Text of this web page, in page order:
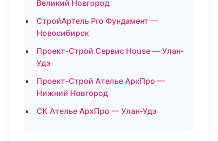
Великий Новгород
СтройАртель Pro Фундамент —
Новосибирск
Проект-Строй Сервис House — Улан-
Удэ
Проект-Строй Ателье АрхПро —
Нижний Новгород
СК Ателье АрхПро — Улан-Удэ